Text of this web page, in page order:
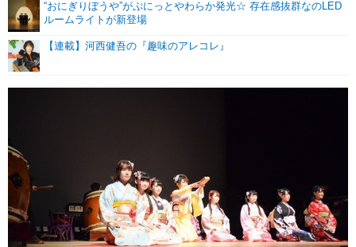
“おにぎりぼうや”がぷにっとやわらか発光☆ 存在感抜群なのLED
ルームライトが新登場
【連載】河西健吾の『趣味のアレコレ』